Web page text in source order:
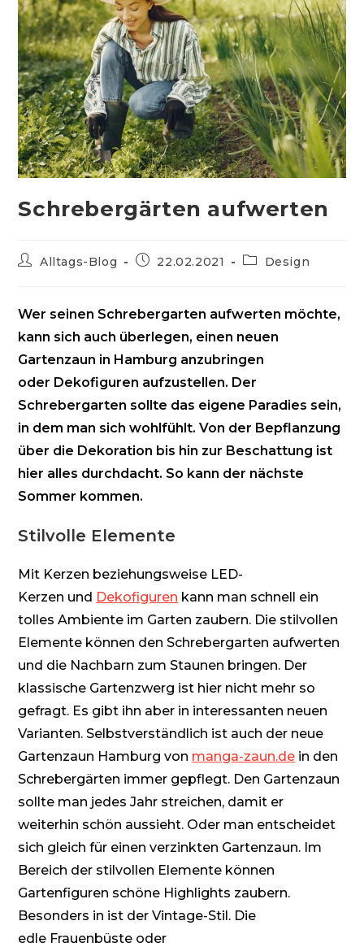
Schrebergärten aufwerten
Beitrags-
Alltags-Blog
Beitrag22.02.2021
Beitrags-
Design
Wer seinen Schrebergarten aufwerten möchte,
kann sich auch überlegen, einen neuen
Gartenzaun in Hamburg anzubringen
oder Dekofiguren aufzustellen. Der
Schrebergarten sollte das eigene Paradies sein,
in dem man sich wohlfühlt. Von der Bepflanzung
über die Dekoration bis hin zur Beschattung ist
hier alles durchdacht. So kann der nächste
Sommer kommen.
Stilvolle Elemente
Mit Kerzen beziehungsweise LED-
Kerzen und Dekofiguren kann man schnell ein
tolles Ambiente im Garten zaubern. Die stilvollen
Elemente können den Schrebergarten aufwerten
und die Nachbarn zum Staunen bringen. Der
klassische Gartenzwerg ist hier nicht mehr so
gefragt. Es gibt ihn aber in interessanten neuen
Varianten. Selbstverständlich ist auch der neue
Gartenzaun Hamburg von manga-zaun.de in den
Schrebergärten immer gepflegt. Den Gartenzaun
sollte man jedes Jahr streichen, damit er
weiterhin schön aussieht. Oder man entscheidet
sich gleich für einen verzinkten Gartenzaun. Im
Bereich der stilvollen Elemente können
Gartenfiguren schöne Highlights zaubern.
Besonders in ist derVintage-Stil. Die
edle Frauenbüste oder